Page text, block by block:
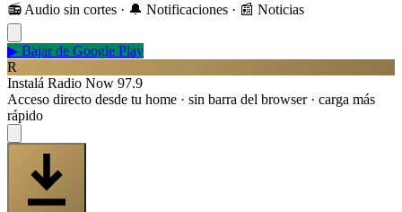
📻 Audio sin cortes · 🔔 Notificaciones · 📰 Noticias
▶ Bajar de Google Play
R
Instalá Radio Now 97.9
Acceso directo desde tu home · sin barra del browser · carga más
rápido